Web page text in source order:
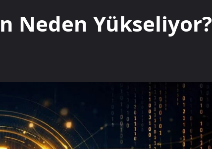
Neden Yükseliyor?